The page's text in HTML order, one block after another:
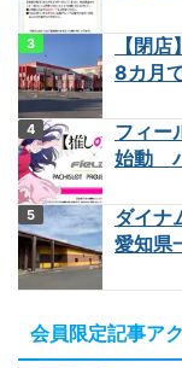
【閉
8カ月
フィー
始動
ダイナ
愛知県
会員限定記事ア